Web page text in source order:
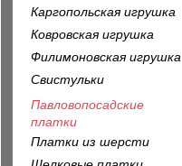
Каргопольская игрушка
Ковровская игрушка
Филимоновская игрушка
Свистульки
Павловопосадские
платки
Платки из шерсти